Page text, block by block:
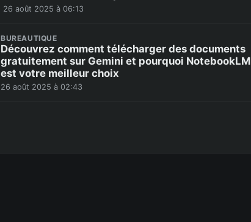
26 août 2025 à 06:13
BUREAUTIQUE
Découvrez comment télécharger des documents
gratuitement sur Gemini et pourquoi NotebookLM
est votre meilleur choix
26 août 2025 à 02:43